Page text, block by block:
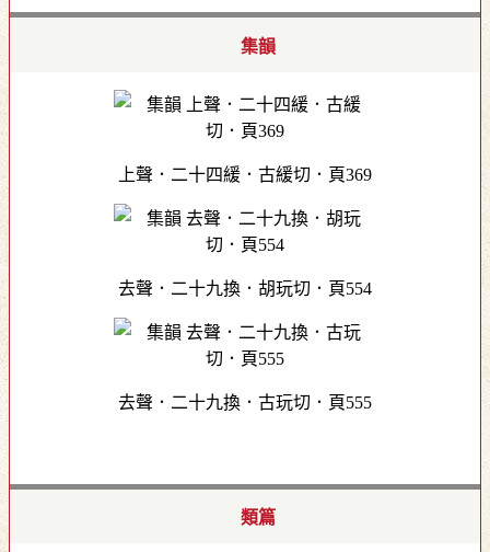
集韻
上聲．二十四緩．古緩切．頁369
去聲．二十九換．胡玩切．頁554
去聲．二十九換．古玩切．頁555
類篇